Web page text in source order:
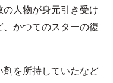
人物が身元引き受け
かつてのスターの復
を所持していたなど